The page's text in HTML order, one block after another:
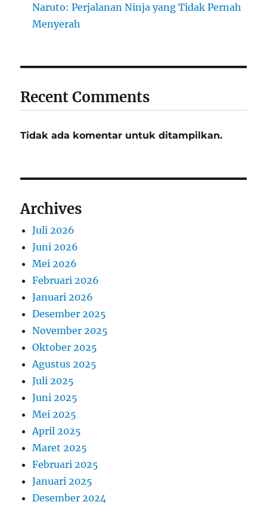
Naruto: Perjalanan Ninja yang Tidak Pernah
Menyerah
Recent Comments
Tidak ada komentar untuk ditampilkan.
Archives
Juli 2026
Juni 2026
Mei 2026
Februari 2026
Januari 2026
Desember 2025
November 2025
Oktober 2025
Agustus 2025
Juli 2025
Juni 2025
Mei 2025
April 2025
Maret 2025
Februari 2025
Januari 2025
Desember 2024